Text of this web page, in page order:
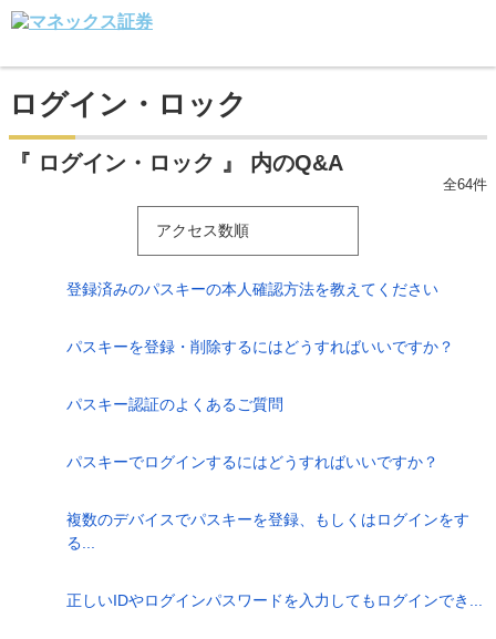
ログイン・ロック
『 ログイン・ロック 』 内のQ&A
全64件
アクセス数順
登録済みのパスキーの本人確認方法を教えてください
パスキーを登録・削除するにはどうすればいいですか？
パスキー認証のよくあるご質問
パスキーでログインするにはどうすればいいですか？
複数のデバイスでパスキーを登録、もしくはログインをす
る...
正しいIDやログインパスワードを入力してもログインでき...